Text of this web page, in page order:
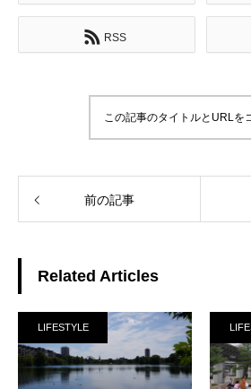
RSS
この記事のタイトルとURLを
前の記事
Related Articles
LIFESTYLE